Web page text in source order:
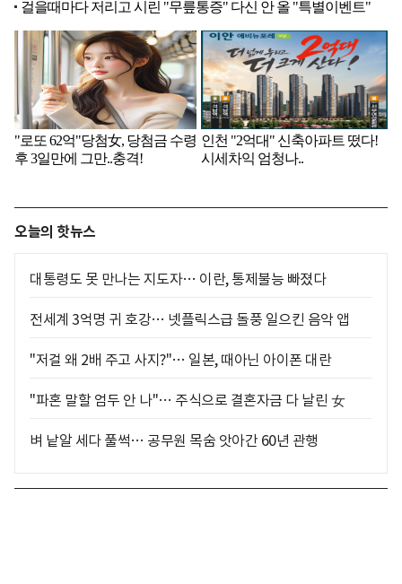
오늘의 핫뉴스
대통령도 못 만나는 지도자… 이란, 통제불능 빠졌다
전세계 3억명 귀 호강… 넷플릭스급 돌풍 일으킨 음악 앱
"저걸 왜 2배 주고 사지?"… 일본, 때아닌 아이폰 대란
"파혼 말할 엄두 안 나"… 주식으로 결혼자금 다 날린 女
벼 낱알 세다 풀썩… 공무원 목숨 앗아간 60년 관행